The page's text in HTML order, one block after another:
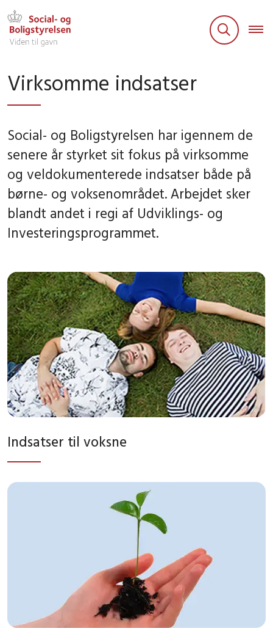
Virksomme indsatser
Social- og Boligstyrelsen har igennem de
senere år styrket sit fokus på virksomme
og veldokumenterede indsatser både på
børne- og voksenområdet. Arbejdet sker
blandt andet i regi af Udviklings- og
Investeringsprogrammet.
Indsatser til voksne